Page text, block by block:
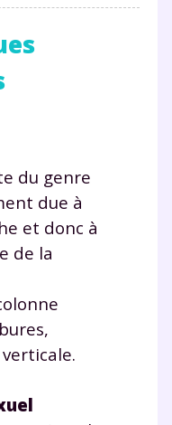
du genre
due à
et donc à
de la